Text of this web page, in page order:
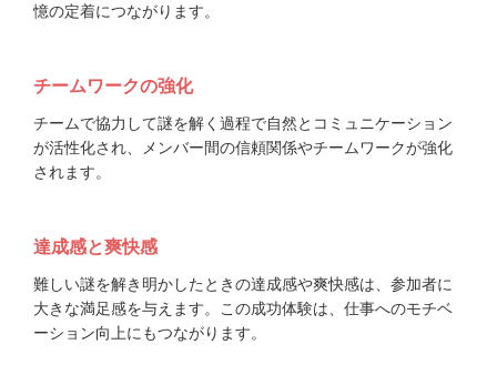
憶の定着につながります。
チームワークの強化
チームで協力して謎を解く過程で自然とコミュニケーション
が活性化され、メンバー間の信頼関係やチームワークが強化
されます。
達成感と爽快感
難しい謎を解き明かしたときの達成感や爽快感は、参加者に
大きな満足感を与えます。この成功体験は、仕事へのモチベ
ーション向上にもつながります。